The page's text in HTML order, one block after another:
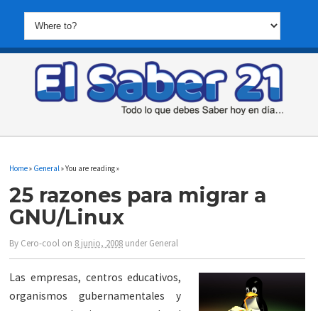
Home» General » You are reading »
25 razones para migrar a
GNU/Linux
By Cero-cool on 8 junio, 2008 underGeneral
Las empresas, centros educativos,
organismos gubernamentales y